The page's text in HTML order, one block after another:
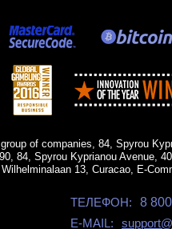
of companies, 84, Spyrou
84, Spyrou Kyprianou Avenue,
13, Curacao, E-
ТЕЛЕФОН:
8
E-MAIL: